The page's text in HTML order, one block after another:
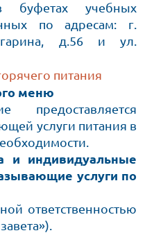
буфетах учебных
по адресам: г.
д.56 и ул.
питания
меню
предоставляется
услуги питания в
и индивидуальные
услуги по
ответственностью